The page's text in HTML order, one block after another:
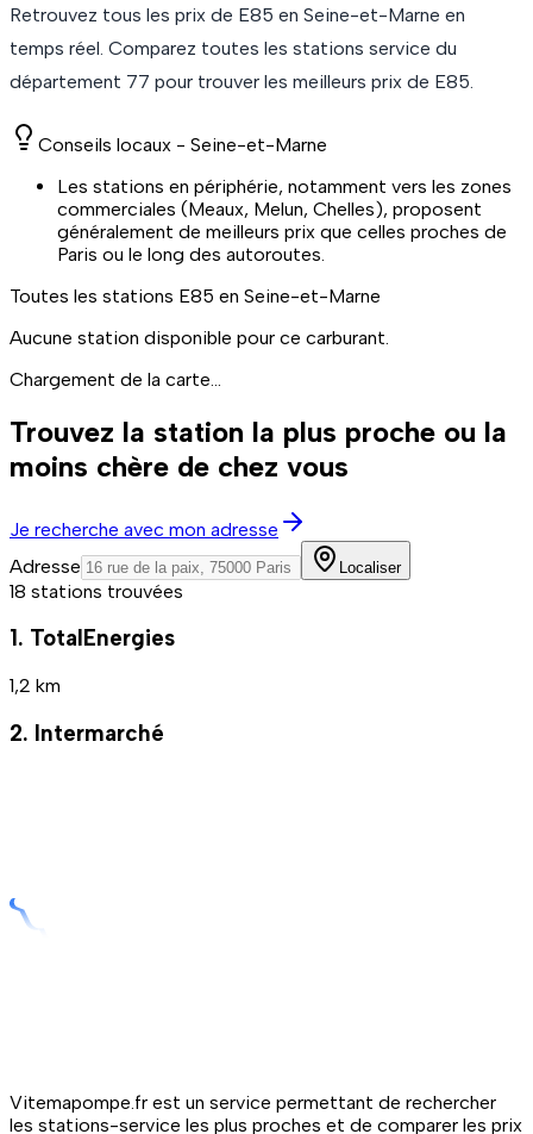
Retrouvez tous les prix de E85 en Seine-et-Marne en
temps réel. Comparez toutes les stations service du
département 77 pour trouver les meilleurs prix de E85.
Conseils locaux - Seine-et-Marne
Les stations en périphérie, notamment vers les zones
commerciales (Meaux, Melun, Chelles), proposent
généralement de meilleurs prix que celles proches de
Paris ou le long des autoroutes.
Toutes les stations E85 en Seine-et-Marne
Aucune station disponible pour ce carburant.
Chargement de la carte...
Trouvez la station la plus proche ou la
moins chère de chez vous
Je recherche avec mon adresse
Adresse
Localiser
18 stations trouvées
1. TotalEnergies
1,2 km
2. Intermarché
Vitemapompe.fr est un service permettant de rechercher
les stations-service les plus proches et de comparer les prix